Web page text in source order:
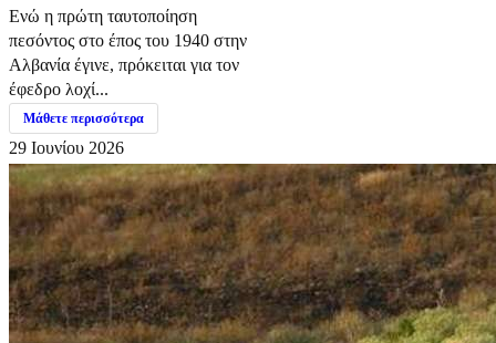
Ενώ η πρώτη ταυτοποίηση
πεσόντος στο έπος του 1940 στην
Αλβανία έγινε, πρόκειται για τον
έφεδρο λοχί...
Μάθετε περισσότερα
29 Ιουνίου 2026